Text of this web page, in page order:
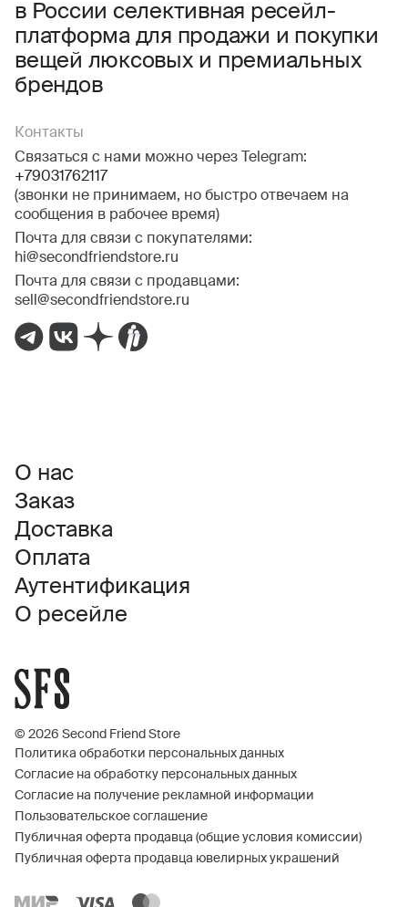
в России селективная ресейл-
платформа для продажи и покупки
вещей люксовых и премиальных
брендов
Контакты
Связаться с нами можно через Telegram:
+79031762117
(звонки не принимаем, но быстро отвечаем на
сообщения в рабочее время)
Почта для связи с покупателями:
hi@secondfriendstore.ru
Почта для связи с продавцами:
sell@secondfriendstore.ru
Даю согласие на получение рекламной информации.
О нас
Заказ
Доставка
Оплата
Аутентификация
О ресейле
© 2026 Second Friend Store
Политика обработки персональных данных
Согласие на обработку персональных данных
Согласие на получение рекламной информации
Пользовательское соглашение
Публичная оферта продавца (общие условия комиссии)
Публичная оферта продавца ювелирных украшений